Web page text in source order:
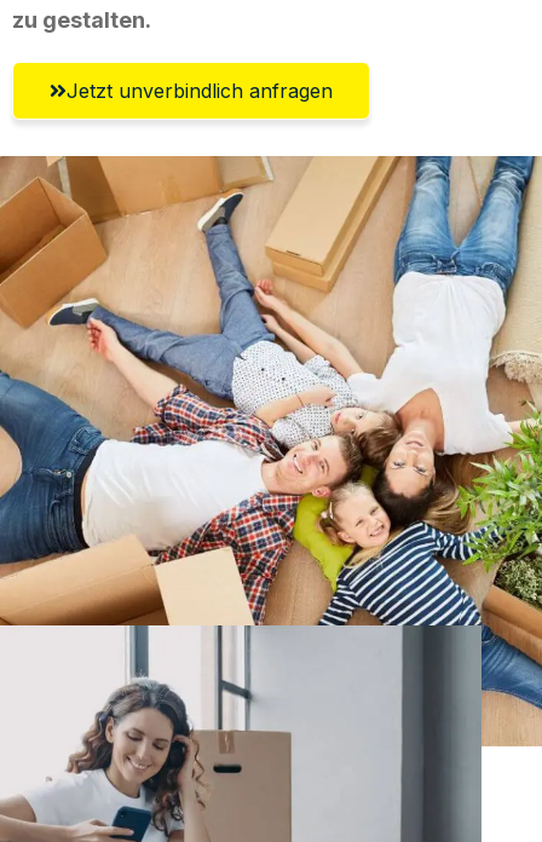
zu gestalten.
Jetzt unverbindlich anfragen